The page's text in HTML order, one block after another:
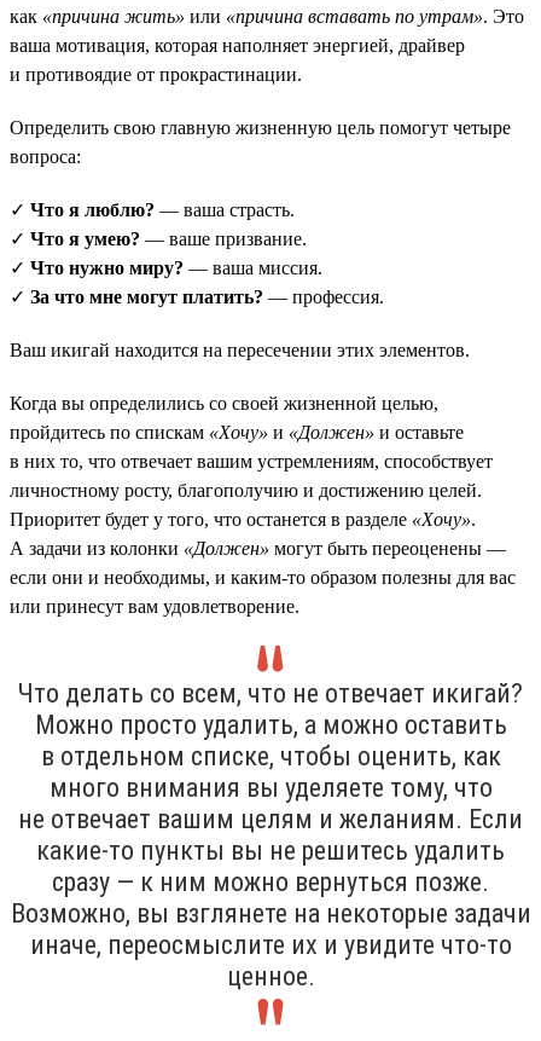
как «причина жить» или «причина вставать по утрам». Это
ваша мотивация, которая наполняет энергией, драйвер
и противоядие от прокрастинации.
Определить свою главную жизненную цель помогут четыре
вопроса:
✓ Что я люблю? — ваша страсть.
✓ Что я умею? — ваше призвание.
✓ Что нужно миру? — ваша миссия.
✓ За что мне могут платить? — профессия.
Ваш икигай находится на пересечении этих элементов.
Когда вы определились со своей жизненной целью,
пройдитесь по спискам «Хочу» и «Должен» и оставьте
в них то, что отвечает вашим устремлениям, способствует
личностному росту, благополучию и достижению целей.
Приоритет будет у того, что останется в разделе «Хочу».
А задачи из колонки «Должен» могут быть переоценены —
если они и необходимы, и каким-то образом полезны для вас
или принесут вам удовлетворение.
Что делать со всем, что не отвечает икигай?
Можно просто удалить, а можно оставить
в отдельном списке, чтобы оценить, как
много внимания вы уделяете тому, что
не отвечает вашим целям и желаниям. Если
какие-то пункты вы не решитесь удалить
сразу — к ним можно вернуться позже.
Возможно, вы взглянете на некоторые задачи
иначе, переосмыслите их и увидите что-то
ценное.